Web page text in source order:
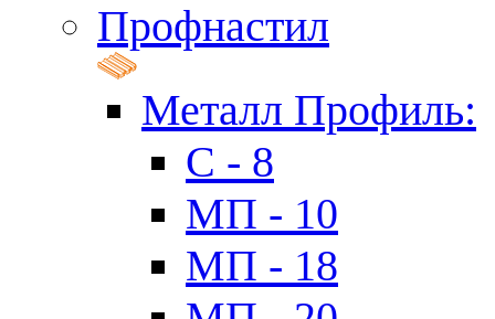
Профнастил
Металл Профиль:
C - 8
МП - 10
МП - 18